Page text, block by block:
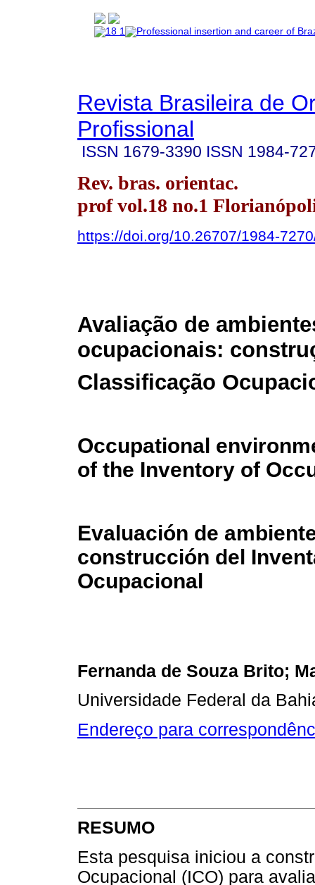
Revista Brasileira de
Profissional
ISSN 1679-3390 ISSN 1984-
Rev. bras. orientac.
prof vol.18 no.1
https://doi.org/10.26707/1984-
Avaliação de
ocupacionais:
Classificação
Occupational
of the Inventory of
Evaluación de
construcción del
Ocupacional
Fernanda de Souza Brito;
Universidade Federal da
Endereço para
RESUMO
Esta pesquisa iniciou a
Ocupacional (ICO) para